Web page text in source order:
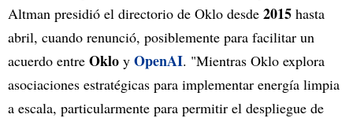
Altman presidió el directorio de Oklo desde 2015 hasta
abril, cuando renunció, posiblemente para facilitar un
acuerdo entre Oklo y OpenAI. "Mientras Oklo explora
asociaciones estratégicas para implementar energía limpia
a escala, particularmente para permitir el despliegue de